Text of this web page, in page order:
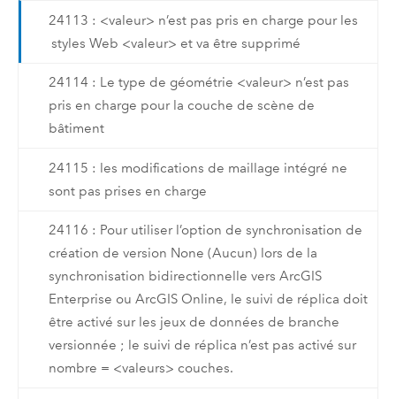
24113 : <valeur> n’est pas pris en charge pour les
styles Web <valeur> et va être supprimé
24114 : Le type de géométrie <valeur> n’est pas
pris en charge pour la couche de scène de
bâtiment
24115 : les modifications de maillage intégré ne
sont pas prises en charge
24116 : Pour utiliser l’option de synchronisation de
création de version None (Aucun) lors de la
synchronisation bidirectionnelle vers ArcGIS
Enterprise ou ArcGIS Online, le suivi de réplica doit
être activé sur les jeux de données de branche
versionnée ; le suivi de réplica n’est pas activé sur
nombre = <valeurs> couches.